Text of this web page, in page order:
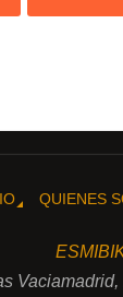
QUIENES
Vaciamadrid,